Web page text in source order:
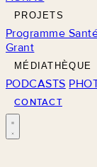
PROJETS
Programme
Grant
MÉDIATHÈQUE
PODCASTS
CONTACT